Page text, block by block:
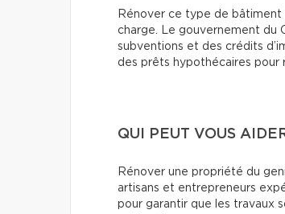
Rénover ce type de bâtiment
charge. Le gouvernement du
subventions et des crédits
des prêts hypothécaires pour
QUI PEUT VOUS
Rénover une propriété du
artisans et entrepreneurs
pour garantir que les travaux